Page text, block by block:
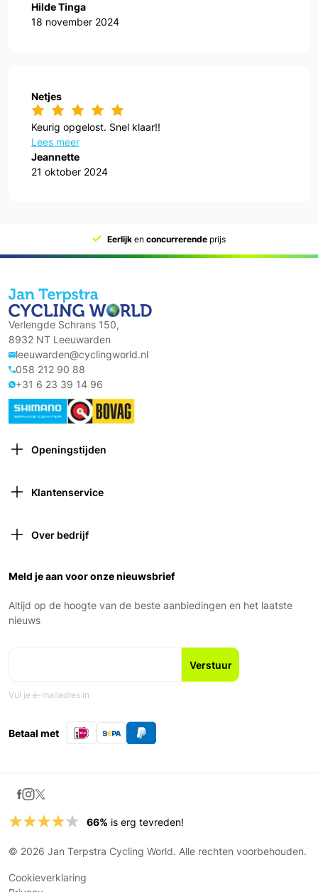
Hilde Tinga
18 november 2024
Netjes
Keurig opgelost. Snel klaar!!
Lees meer
Jeannette
21 oktober 2024
Eerlijk en concurrerende prijs
Verlengde Schrans 150,
8932 NT Leeuwarden
leeuwarden@cyclingworld.nl
058 212 90 88
+31 6 23 39 14 96
Openingstijden
Dinsdag: 9:00 – 18:00
gesloten om 18:00)
Zondag: Gesloten
Klantenservice
Verzekeringen
Over bedrijf
Ons Team
Nieuws en blogs
Fiets leasen
Meld je aan voor onze nieuwsbrief
Altijd op de hoogte van de beste aanbiedingen en het laatste
nieuws
Vul je e-mailadres in
Betaal met
66% is erg tevreden!
© 2026 Jan Terpstra Cycling World. Alle rechten voorbehouden.
Cookieverklaring